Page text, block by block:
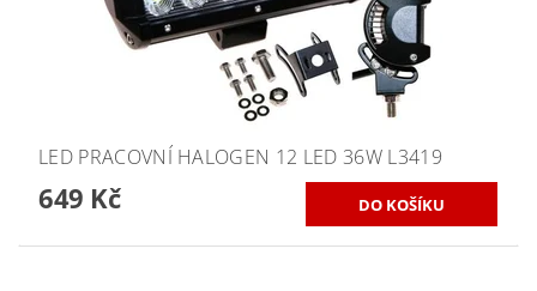
LED PRACOVNÍ HALOGEN 12 LED 36W L3419
649 Kč